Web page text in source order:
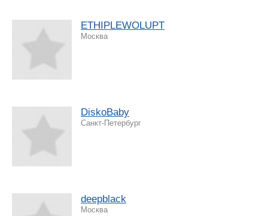
ETHIPLEWOLUPT
Москва
DiskoBaby
Санкт-Петербург
deepblack
Москва